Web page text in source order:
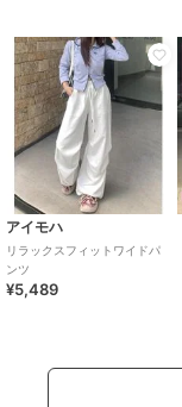
アイモハ
リラックスフィットワイドパ
ンツ
¥5,489